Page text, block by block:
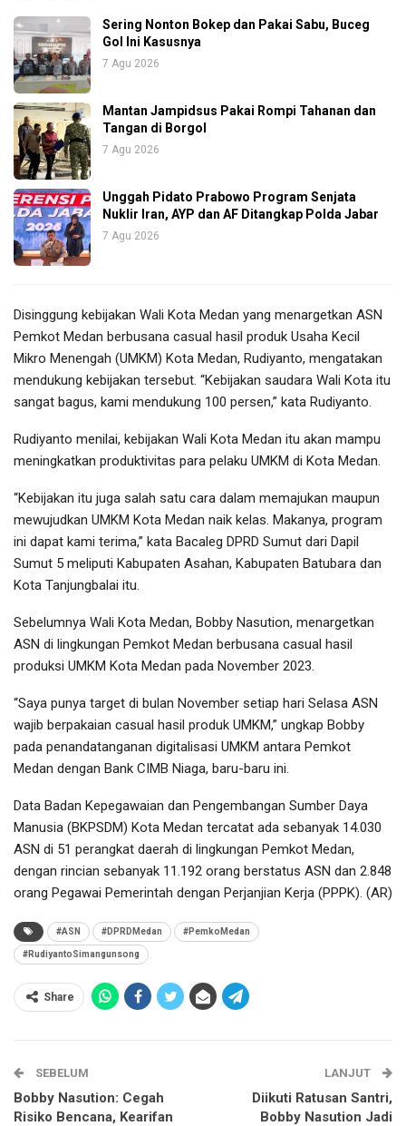
Sering Nonton Bokep dan Pakai Sabu, Buceg
Gol Ini Kasusnya
7 Agu 2026
Mantan Jampidsus Pakai Rompi Tahanan dan
Tangan di Borgol
7 Agu 2026
Unggah Pidato Prabowo Program Senjata
Nuklir Iran, AYP dan AF Ditangkap Polda Jabar
7 Agu 2026
Disinggung kebijakan Wali Kota Medan yang menargetkan ASN
Pemkot Medan berbusana casual hasil produk Usaha Kecil
Mikro Menengah (UMKM) Kota Medan, Rudiyanto, mengatakan
mendukung kebijakan tersebut. “Kebijakan saudara Wali Kota itu
sangat bagus, kami mendukung 100 persen,” kata Rudiyanto.
Rudiyanto menilai, kebijakan Wali Kota Medan itu akan mampu
meningkatkan produktivitas para pelaku UMKM di Kota Medan.
“Kebijakan itu juga salah satu cara dalam memajukan maupun
mewujudkan UMKM Kota Medan naik kelas. Makanya, program
ini dapat kami terima,” kata Bacaleg DPRD Sumut dari Dapil
Sumut 5 meliputi Kabupaten Asahan, Kabupaten Batubara dan
Kota Tanjungbalai itu.
Sebelumnya Wali Kota Medan, Bobby Nasution, menargetkan
ASN di lingkungan Pemkot Medan berbusana casual hasil
produksi UMKM Kota Medan pada November 2023.
“Saya punya target di bulan November setiap hari Selasa ASN
wajib berpakaian casual hasil produk UMKM,” ungkap Bobby
pada penandatanganan digitalisasi UMKM antara Pemkot
Medan dengan Bank CIMB Niaga, baru-baru ini.
Data Badan Kepegawaian dan Pengembangan Sumber Daya
Manusia (BKPSDM) Kota Medan tercatat ada sebanyak 14.030
ASN di 51 perangkat daerah di lingkungan Pemkot Medan,
dengan rincian sebanyak 11.192 orang berstatus ASN dan 2.848
orang Pegawai Pemerintah dengan Perjanjian Kerja (PPPK). (AR)
#ASN #DPRDMedan #PemkoMedan
#RudiyantoSimangunsong
Share
SEBELUM
Bobby Nasution: Cegah
Risiko Bencana, Kearifan
LANJUT
Diikuti Ratusan Santri,
Bobby Nasution Jadi